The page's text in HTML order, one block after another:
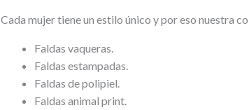
Cada mujer tiene un estilo único y por eso nuestra
Faldas vaqueras.
Faldas estampadas.
Faldas de polipiel.
Faldas animal print.